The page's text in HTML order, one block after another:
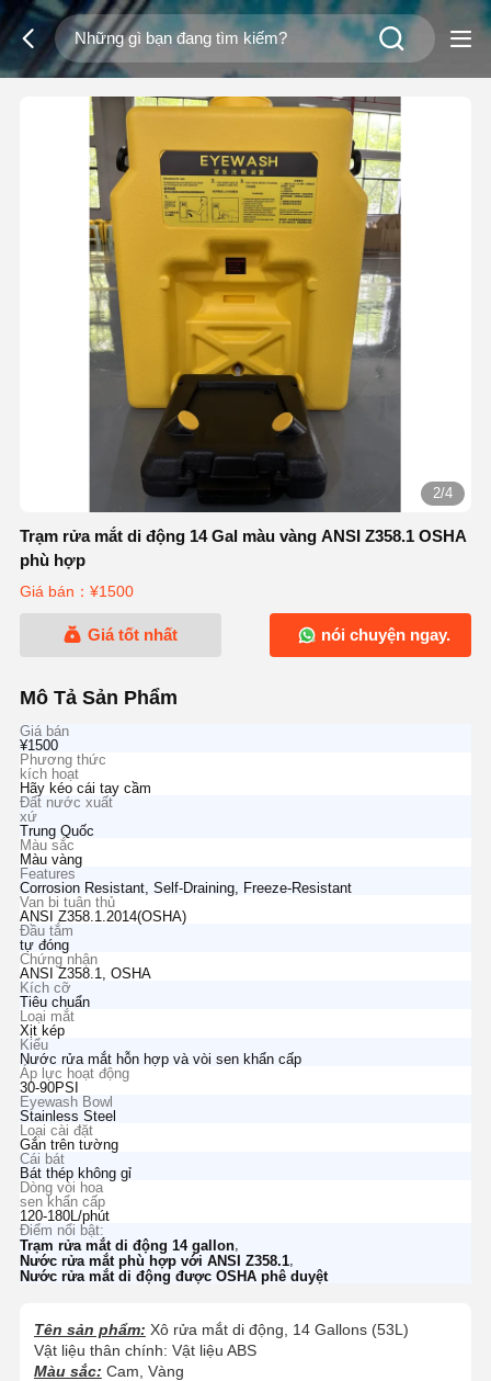
2/4
Trạm rửa mắt di động 14 Gal màu vàng ANSI Z358.1 OSHA
phù hợp
Giá bán：¥1500
Giá tốt nhất nói chuyện ngay.
Mô Tả Sản Phẩm
Giá bán
¥1500
Phương thức
kích hoạt
Hãy kéo cái tay cầm
Đất nước xuất
xứ
Trung Quốc
Màu sắc
Màu vàng
Features
Corrosion Resistant, Self-Draining, Freeze-Resistant
Van bi tuân thủ
ANSI Z358.1.2014(OSHA)
Đầu tắm
tự đóng
Chứng nhận
ANSI Z358.1, OSHA
Kích cỡ
Tiêu chuẩn
Loại mắt
Xịt kép
Kiểu
Nước rửa mắt hỗn hợp và vòi sen khẩn cấp
Áp lực hoạt động
30-90PSI
Eyewash Bowl
Stainless Steel
Loại cài đặt
Gắn trên tường
Cái bát
Bát thép không gỉ
Dòng vòi hoa
sen khẩn cấp
120-180L/phút
Điểm nổi bật:
Trạm rửa mắt di động 14 gallon,
Nước rửa mắt phù hợp với ANSI Z358.1
Nước rửa mắt di động được OSHA phê duyệt
Tên sản phẩm: Xô rửa mắt di động, 14 Gallons (53L)
Vật liệu thân chính: Vật liệu ABS
Màu sắc: Cam, Vàng